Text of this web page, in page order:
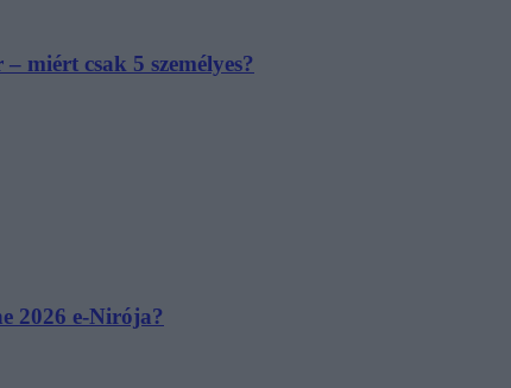
miért csak 5 személyes?
2026 e-Nirója?